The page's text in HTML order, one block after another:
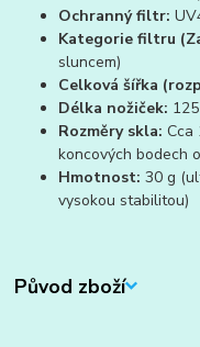
Ochranný filtr:
Kategorie filtru
sluncem)
Celková šířka
Délka nožiček:
Rozměry skla: Cca
koncových bodech
Hmotnost: 30 g
vysokou stabilitou)
Původ zboží